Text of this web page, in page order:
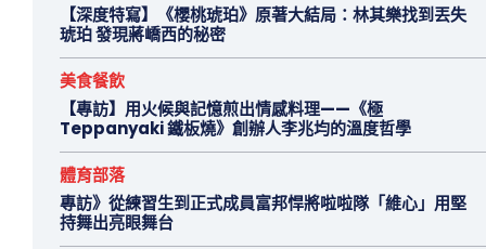
【深度特寫】《櫻桃琥珀》原著大結局：林其樂找到丟失
琥珀 發現蔣嶠西的秘密
美食餐飲
【專訪】用火候與記憶煎出情感料理——《極
Teppanyaki 鐵板燒》創辦人李兆均的溫度哲學
體育部落
專訪》從練習生到正式成員富邦悍將啦啦隊「維心」用堅
持舞出亮眼舞台